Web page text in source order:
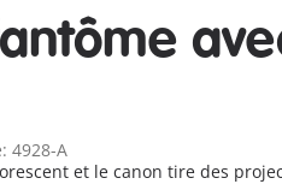
4928-A
et le canon tire des